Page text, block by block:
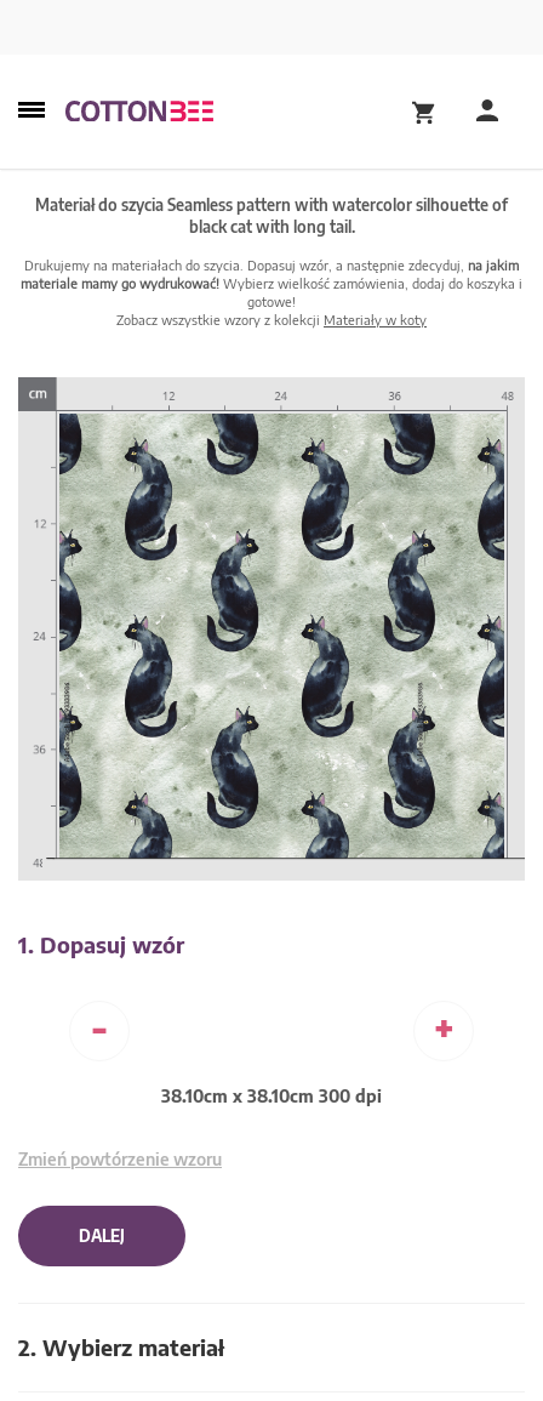
Materiał do szycia Seamless pattern with watercolor silhouette of
black cat with long tail.
Drukujemy na materiałach do szycia. Dopasuj wzór, a następnie zdecyduj, na jakim
materiale mamy go wydrukować! Wybierz wielkość zamówienia, dodaj do koszyka i
gotowe!
Zobacz wszystkie wzory z kolekcji Materiały w koty
1. Dopasuj wzór
- +
38.10cm x 38.10cm 300 dpi
Zmień powtórzenie wzoru
DALEJ
2. Wybierz materiał